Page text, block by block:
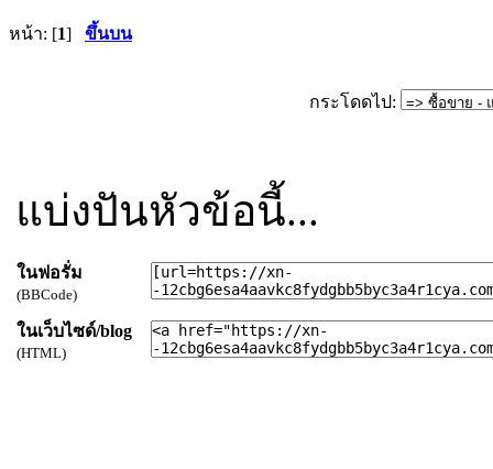
หน้า: [1] ขึ้นบน
กระโดดไป:
แบ่งปันหัวข้อนี้...
ในฟอรั่ม
(BBCode)
ในเว็บไซด์/blog
(HTML)